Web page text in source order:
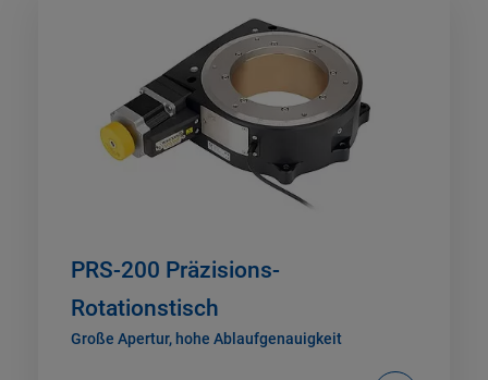
PRS-200 Präzisions-
Rotationstisch
Große Apertur, hohe Ablaufgenauigkeit